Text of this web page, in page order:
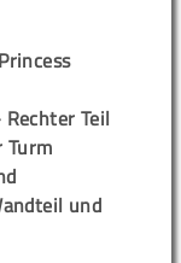
Teil
Turm
und